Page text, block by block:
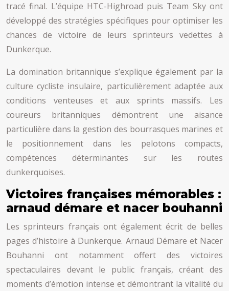
tracé final. L’équipe HTC-Highroad puis Team Sky ont
développé des stratégies spécifiques pour optimiser les
chances de victoire de leurs sprinteurs vedettes à
Dunkerque.
La domination britannique s’explique également par la
culture cycliste insulaire, particulièrement adaptée aux
conditions venteuses et aux sprints massifs. Les
coureurs britanniques démontrent une aisance
particulière dans la gestion des bourrasques marines et
le positionnement dans les pelotons compacts,
compétences déterminantes sur les routes
dunkerquoises.
Victoires françaises mémorables :
arnaud démare et nacer bouhanni
Les sprinteurs français ont également écrit de belles
pages d’histoire à Dunkerque. Arnaud Démare et Nacer
Bouhanni ont notamment offert des victoires
spectaculaires devant le public français, créant des
moments d’émotion intense et démontrant la vitalité du